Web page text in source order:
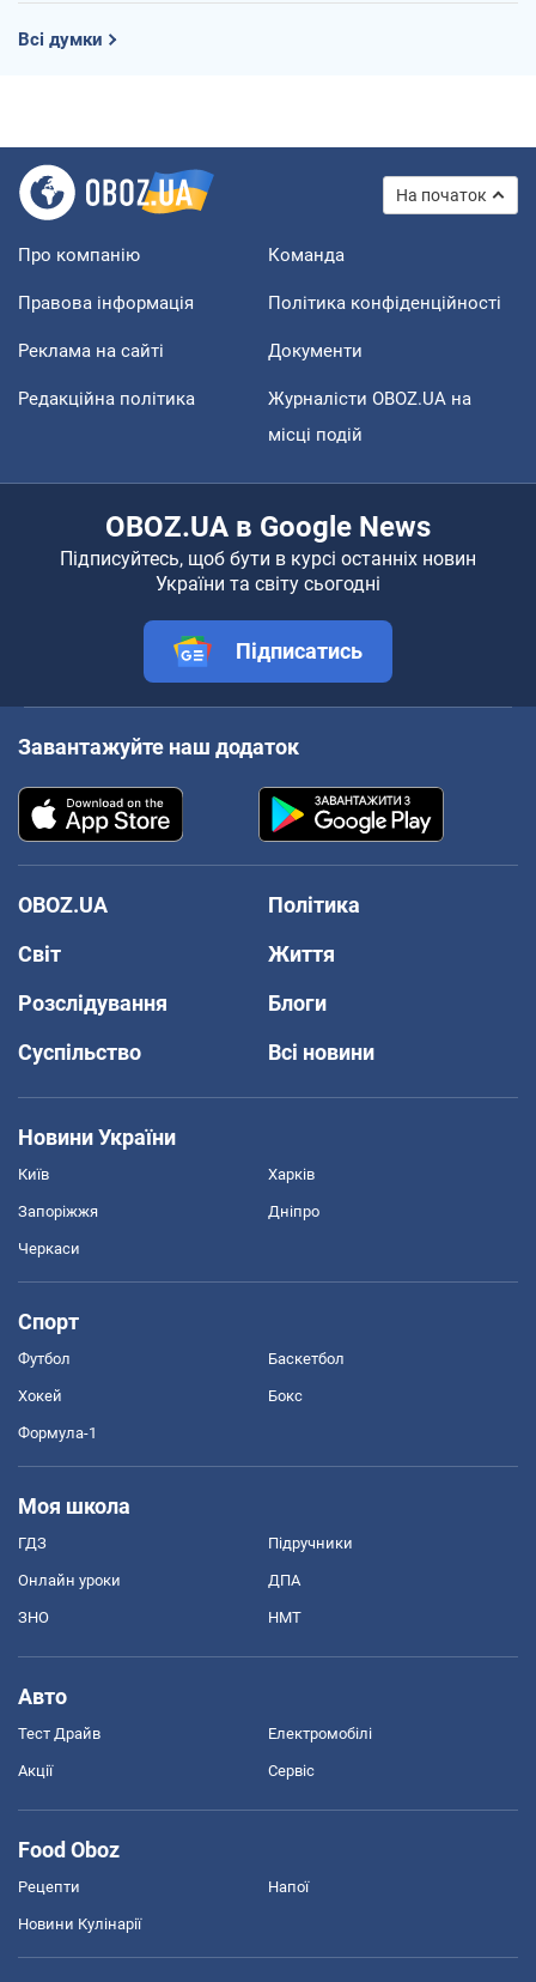
Всі думки
На початок
Про компанію Команда
Правова інформація Політика конфіденційності
Реклама на сайті Документи
Редакційна політика
Журналісти OBOZ.UA на
місці подій
OBOZ.UA в Google News
Підписуйтесь, щоб бути в курсі останніх новин
України та світу сьогодні
Підписатись
Завантажуйте наш додаток
OBOZ.UA
Політика
Світ
Життя
Розслідування
Блоги
Суспільство
Всі новини
Новини України
Київ Харків
Запоріжжя Дніпро
Черкаси
Спорт
Футбол Баскетбол
Хокей Бокс
Формула-1
Моя школа
ГДЗ Підручники
Онлайн уроки ДПА
ЗНО НМТ
Авто
Тест Драйв Електромобілі
Акції Сервіс
Food Oboz
Рецепти Напої
Новини Кулінарії